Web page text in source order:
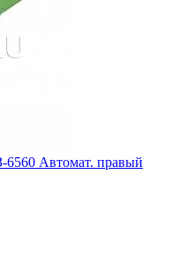
Автомат. правый